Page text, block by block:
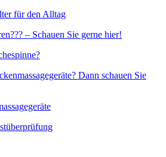
für den Alltag
– Schauen Sie gerne hier!
Dann schauen Sie